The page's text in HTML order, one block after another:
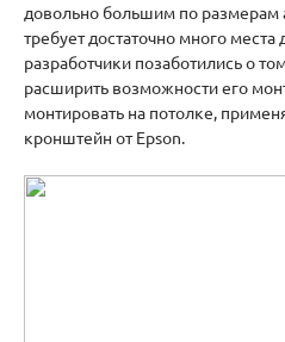
довольно большим по размерам
требует достаточно много
разработчики позаботились о
расширить возможности его
монтировать на потолке,
кронштейн от Epson.